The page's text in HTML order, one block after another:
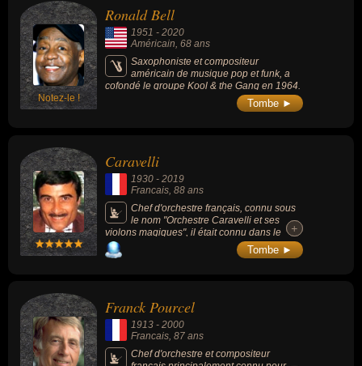
grand rôle dans la popularisation des «
western-spaghetti » et du giallo. Il est connu
pour ses musiques des films : « Le Bon, la
Brute et le Truand » (1966, western, de
Sergio Leone), « Il était une fois dans l'Ouest
» (1968, western, de Sergio Leone), « Pour
une poignée de dollars » (1964, western, de
Sergio Leone) ou « Il était une fois en
Amérique » (1984, drame, de Sergio Leone).
Notez-le !
Ronald Bell
1951 - 2020
Américain, 68 ans
Saxophoniste et compositeur
américain de musique pop et funk, a
cofondé le groupe Kool & the Gang en 1964.
Tombe ►
Caravelli
1930 - 2019
Francais , 88 ans
Chef d'orchestre français, connu sous
le nom "Orchestre Caravelli et ses
violons magiques", il était connu dans le
monde entier, chef d'orchestre de variété
française, il a accompagné notamment
+
+
Tombe ►
Franck Pourcel
1913 - 2000
Francais, 87 ans
Chef d'orchestre et compositeur